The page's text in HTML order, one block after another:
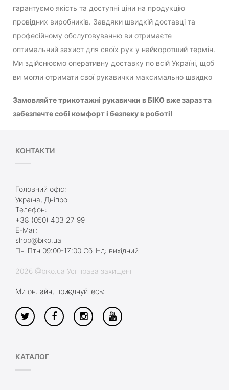
гарантуємо якість та доступні ціни на продукцію
провідних виробників. Завдяки швидкій доставці та
професійному обслуговуванню ви отримаєте
оптимальний захист для своїх рук у найкоротший термін.
Ми здійснюємо оперативну доставку по всій Україні, щоб
ви могли отримати свої рукавички максимально швидко
Замовляйте трикотажні рукавички в БІКО вже зараз та
забезпечте собі комфорт і безпеку в роботі!
КОНТАКТИ
Головний офіс:
Україна, Дніпро
Телефон:
+38 (050) 403 27 99
E-Mail:
shop@biko.ua
Пн-Птн 09:00-17:00 Сб-Нд: вихідний
2026 @biko.ua Усі права захищені
Ми онлайн, приєднуйтесь:
КАТАЛОГ